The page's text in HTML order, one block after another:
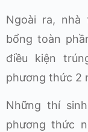
Ngoài ra,
bổng toàn
điều kiện
phương thức 2
Những thí
phương thức